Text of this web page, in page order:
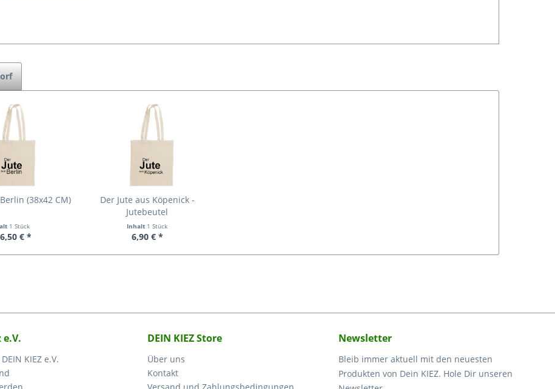
(38x42 CM)
1 Stück
€ *
Der Jute aus Köpenick -
Jutebeutel
Inhalt 1 Stück
6,90 € *
e.V.
KIEZ e.V.
DEIN KIEZ Store
Über uns
Kontakt
Newsletter
Bleib immer aktuell mit den neuesten
Produkten von Dein KIEZ. Hole Dir unseren